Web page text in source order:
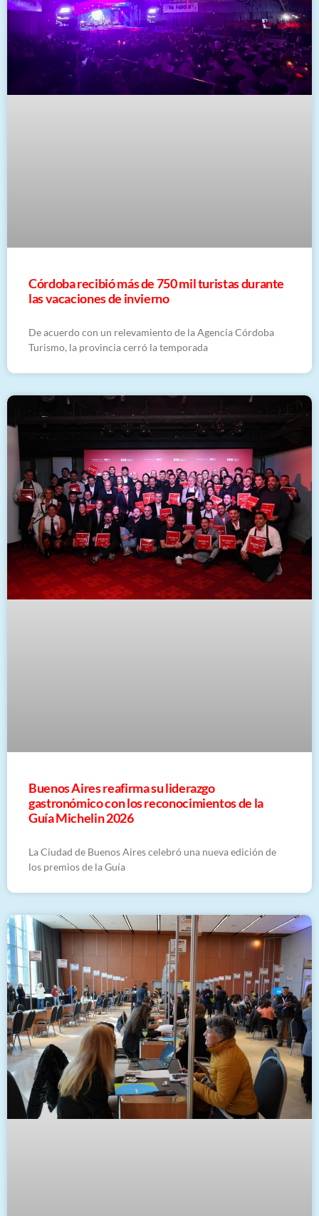
Córdoba recibió más de 750 mil turistas durante
las vacaciones de invierno
De acuerdo con un relevamiento de la Agencia Córdoba
Turismo, la provincia cerró la temporada
Buenos Aires reafirma su liderazgo
gastronómico con los reconocimientos de la
Guía Michelin 2026
La Ciudad de Buenos Aires celebró una nueva edición de
los premios de la Guía